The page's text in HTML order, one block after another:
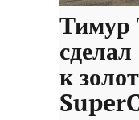
Тимур
к